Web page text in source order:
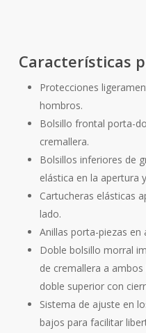
Características
Protecciones
hombros.
Bolsillo frontal porta-
cremallera.
Bolsillos inferiores de
elástica en la apertura
Cartucheras elásticas
lado.
Anillas porta-piezas en
Doble bolsillo morral
de cremallera a
doble superior con
Sistema de ajuste en
bajos para facilitar